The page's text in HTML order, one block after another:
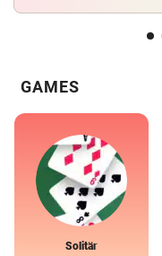
GAMES
Solitär